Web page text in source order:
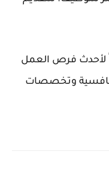
لأحدث فرص العمل
2025 برواتب تنافسية وتخصصات